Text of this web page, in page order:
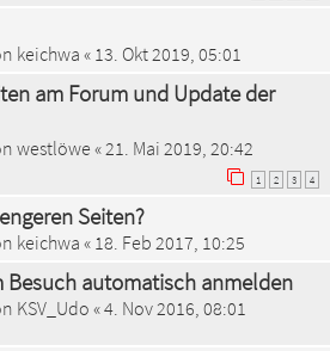
keichwa « 13. Okt 2019, 05:01
am Forum und Update der
westlöwe «21. Mai 2019, 20:42
1 2 3 4
Seiten?
keichwa « 18. Feb 2017, 10:25
Besuch automatisch anmelden
KSV_Udo «4. Nov 2016, 08:01